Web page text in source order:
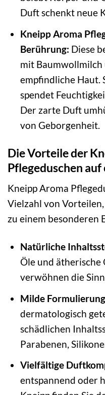
Duft schenkt neue
Kneipp Aroma
Berührung: Diese
mit
empfindliche Haut.
spendet
Der zarte Duft
von Geborgenheit.
Die Vorteile der
Pflegeduschen
Kneipp Aroma
Vielzahl von
zu einem besonderen
Natürliche
Öle und ätherische
verwöhnen die
Milde
dermatologisch
schädlichen
Parabenen,
Vielfältige
entspannend oder